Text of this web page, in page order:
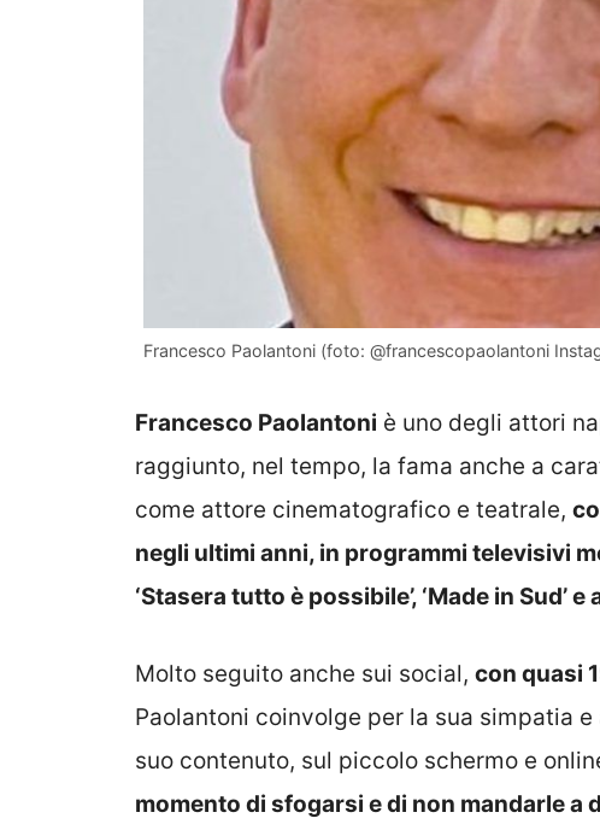
Francesco Paolantoni (foto: @francescopaolantoni
Francesco Paolantoni è uno degli attori
raggiunto, nel tempo, la fama anche a
come attore cinematografico e teatrale,
negli ultimi anni, in programmi televisivi
‘Stasera tutto è possibile’, ‘Made in Sud’
Molto seguito anche sui social, con quasi
Paolantoni coinvolge per la sua simpatia
suo contenuto, sul piccolo schermo e
momento di sfogarsi e di non mandarle a